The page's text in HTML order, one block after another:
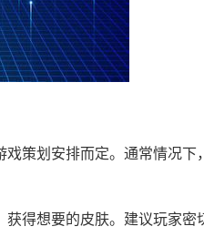
策划安排而定。通常情况下
得想要的皮肤。建议玩家密